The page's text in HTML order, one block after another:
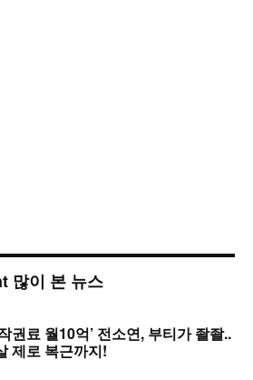
많이 본 뉴스
권료 월10억’ 전소연, 부티가 좔좔..
제로 복근까지!